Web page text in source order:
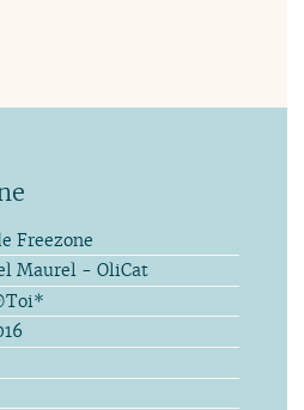
Freezone
Maurel - OliCat